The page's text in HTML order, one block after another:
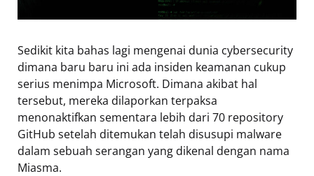
Sedikit kita bahas lagi mengenai dunia cybersecurity
dimana baru baru ini ada insiden keamanan cukup
serius menimpa Microsoft. Dimana akibat hal
tersebut, mereka dilaporkan terpaksa
menonaktifkan sementara lebih dari 70 repository
GitHub setelah ditemukan telah disusupi malware
dalam sebuah serangan yang dikenal dengan nama
Miasma.